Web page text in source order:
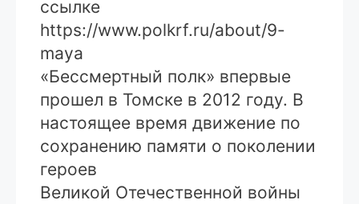
ссылке
https://www.polkrf.ru/about/9-
maya
«Бессмертный полк» впервые
прошел в Томске в 2012 году. В
настоящее время движение по
сохранению памяти о поколении
героев
Великой Отечественной войны